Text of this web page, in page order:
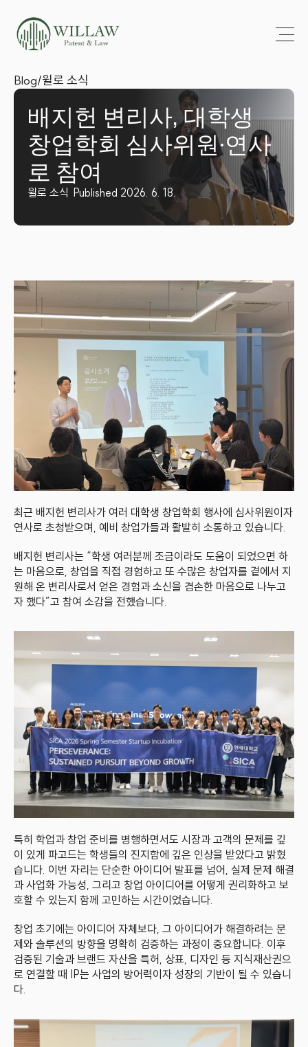
Blog/윌로 소식
배지헌 변리사, 대학생
창업학회 심사위원·연사
로 참여
윌로 소식 Published 2026. 6. 18.
최근 배지헌 변리사가 여러 대학생 창업학회 행사에 심사위원이자
연사로 초청받으며, 예비 창업가들과 활발히 소통하고 있습니다.
배지헌 변리사는 “학생 여러분께 조금이라도 도움이 되었으면 하
는 마음으로, 창업을 직접 경험하고 또 수많은 창업자를 곁에서 지
원해 온 변리사로서 얻은 경험과 소신을 겸손한 마음으로 나누고
자 했다”고 참여 소감을 전했습니다.
특히 학업과 창업 준비를 병행하면서도 시장과 고객의 문제를 깊
이 있게 파고드는 학생들의 진지함에 깊은 인상을 받았다고 밝혔
습니다. 이번 자리는 단순한 아이디어 발표를 넘어, 실제 문제 해결
과 사업화 가능성, 그리고 창업 아이디어를 어떻게 권리화하고 보
호할 수 있는지 함께 고민하는 시간이었습니다.
창업 초기에는 아이디어 자체보다, 그 아이디어가 해결하려는 문
제와 솔루션의 방향을 명확히 검증하는 과정이 중요합니다. 이후
검증된 기술과 브랜드 자산을 특허, 상표, 디자인 등 지식재산권으
로 연결할 때 IP는 사업의 방어력이자 성장의 기반이 될 수 있습니
다.